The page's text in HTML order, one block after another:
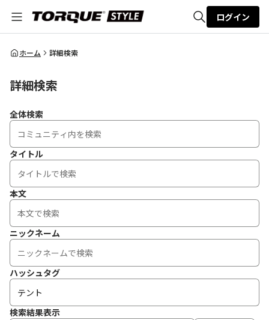
全体検索
ログイン
ホーム 詳細検索
詳細検索
全体検索
タイトル
本文
ニックネーム
ハッシュタグ
検索結果表示